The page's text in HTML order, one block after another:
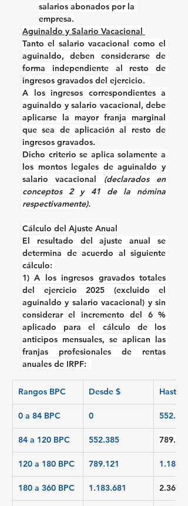
salarios abonados por la
empresa.
Aguinaldo y Salario Vacacional
Tanto el salario vacacional como el
aguinaldo, deben considerarse de
forma independiente al resto de
ingresos gravados del ejercicio.
A los ingresos correspondientes a
aguinaldo y salario vacacional, debe
aplicarse la mayor franja marginal
que sea de aplicación al resto de
ingresos gravados.
Dicho criterio se aplica solamente a
los montos legales de aguinaldo y
salario vacacional (declarados en
conceptos 2 y 41 de la nómina
respectivamente).
Cálculo del Ajuste Anual
El resultado del ajuste anual se
determina de acuerdo al siguiente
cálculo:
1) A los ingresos gravados totales
del ejercicio 2025 (excluido el
aguinaldo y salario vacacional) y sin
considerar el incremento del 6 %
aplicado para el cálculo de los
anticipos mensuales, se aplican las
franjas profesionales de rentas
anuales de IRPF:
Rangos BPC Desde $ Hasta $
0 a 84 BPC 0 552.384
84 a 120 BPC 552.385 789.120
120 a 180 BPC 789.121
180 a 360 BPC 1.183.681